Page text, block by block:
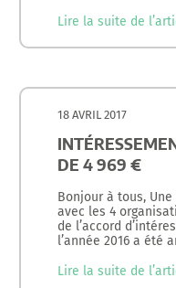
Lire la suite de
18 AVRIL 2017
DE 4 969 €
Bonjour à tous,
avec les 4
de l’accord
l’année 2016 a été
Lire la suite de